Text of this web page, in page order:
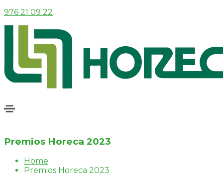
976 21 09 22
Premios Horeca 2023
Home
Premios Horeca 2023